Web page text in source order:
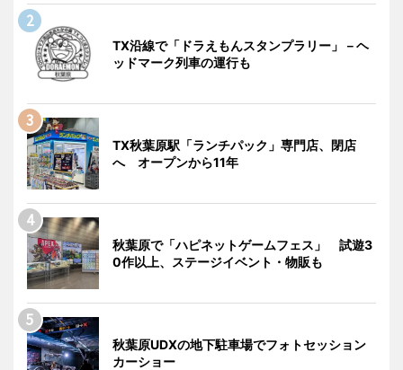
TX沿線で「ドラえもんスタンプラリー」－ヘ
ッドマーク列車の運行も
TX秋葉原駅「ランチパック」専門店、閉店
へ オープンから11年
秋葉原で「ハピネットゲームフェス」 試遊3
0作以上、ステージイベント・物販も
秋葉原UDXの地下駐車場でフォトセッション
カーショー